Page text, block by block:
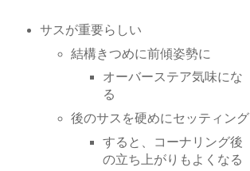
サスが重要らしい
結構きつめに前傾姿勢に
オーバーステア気味にな
る
後のサスを硬めにセッティング
すると、コーナリング後
の立ち上がりもよくなる